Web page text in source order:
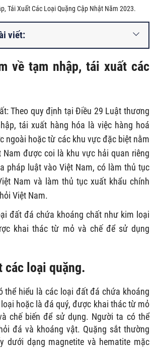
Tái Xuất Các Loại Quặng Cập Nhật Năm 2023.
viết:
về tạm nhập, tái xuất các
Theo quy định tại Điều 29 Luật thương
tái xuất hàng hóa là việc hàng hoá
ngoài hoặc từ các khu vực đặc biệt nằm
Nam được coi là khu vực hải quan riêng
pháp luật vào Việt Nam, có làm thủ tục
Nam và làm thủ tục xuất khẩu chính
Việt Nam.
đất đá chứa khoáng chất như kim loại
khai thác từ mỏ và chế để sử dụng
các loại quặng.
thể hiểu là các loại đất đá chứa khoáng
hoặc là đá quý, được khai thác từ mỏ
chế biến để sử dụng. Người ta có thể
đá và khoáng vật. Quặng sắt thường
dưới dạng magnetite và hematite mặc